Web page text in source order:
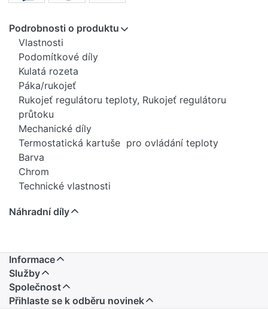
Podrobnosti o produktu
Vlastnosti
Podomítkové díly
Kulatá rozeta
Páka/rukojeť
Rukojeť regulátoru teploty, Rukojeť regulátoru
průtoku
Mechanické díly
Termostatická kartuše pro ovládání teploty
Barva
Chrom
Technické vlastnosti
max. +80°C
Náhradní díly
Informace
Služby
Společnost
Přihlaste se k odběru novinek